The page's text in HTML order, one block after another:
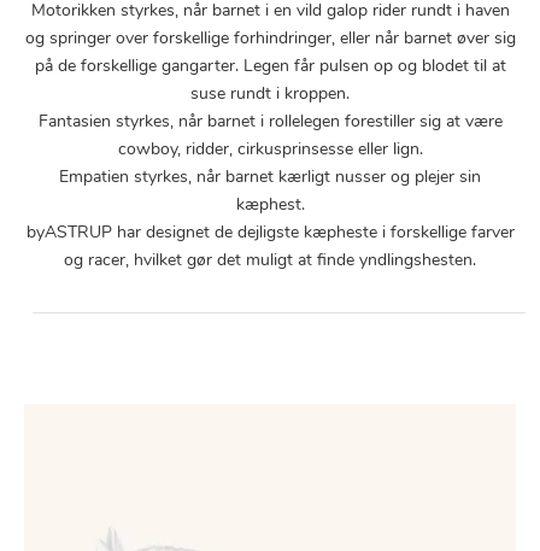
Motorikken styrkes, når barnet i en vild galop rider rundt i haven
og springer over forskellige forhindringer, eller når barnet øver sig
på de forskellige gangarter. Legen får pulsen op og blodet til at
suse rundt i kroppen.
Fantasien styrkes, når barnet i rollelegen forestiller sig at være
cowboy, ridder, cirkusprinsesse eller lign.
Empatien styrkes, når barnet kærligt nusser og plejer sin
kæphest.
byASTRUP har designet de dejligste kæpheste i forskellige farver
og racer, hvilket gør det muligt at finde yndlingshesten.